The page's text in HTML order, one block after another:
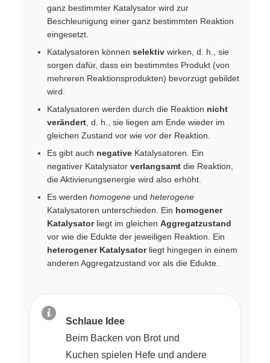
ganz bestimmter Katalysator wird zur
Beschleunigung einer ganz bestimmten Reaktion
eingesetzt.
Katalysatoren können selektiv wirken, d. h., sie
sorgen dafür, dass ein bestimmtes Produkt (von
mehreren Reaktionsprodukten) bevorzugt gebildet
wird.
Katalysatoren werden durch die Reaktion nicht
verändert , d. h., sie liegen am Ende wieder im
gleichen Zustand vor wie vor der Reaktion.
Es gibt auch negative Katalysatoren. Ein
negativer Katalysator verlangsamt die Reaktion,
die Aktivierungsenergie wird also erhöht.
Es werden homogene und heterogene
Katalysatoren unterschieden. Ein homogener
Katalysatorliegt im gleichen Aggregatzustand
vor wie die Edukte der jeweiligen Reaktion. Ein
heterogener Katalysatorliegt hingegen in einem
anderen Aggregatzustand vor als die Edukte.
Schlaue Idee
Beim Backen von Brot und
Kuchen spielen Hefe und andere